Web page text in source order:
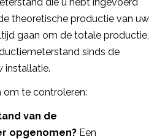
theoretische productie van uw
gaan om de totale productie,
sinds de
installatie.
om te controleren:
van de
opgenomen? Een